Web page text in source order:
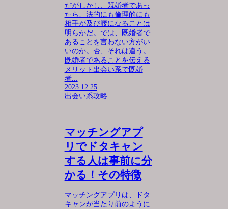
だがしかし、既婚者であっ
たら、法的にも倫理的にも
相手が及び腰になることは
明らかだ。では、既婚者で
あることを言わない方がい
いのか。否、それは違う。
既婚者であることを伝える
メリット出会い系で既婚
者...
2023.12.25
出会い系攻略
マッチングアプ
リでドタキャン
する人は事前に分
かる！その特徴
マッチングアプリは、ドタ
キャンが当たり前のように